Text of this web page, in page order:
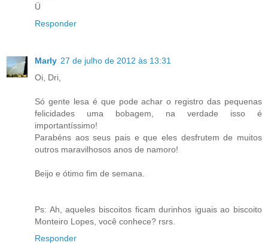
Ü
Responder
Marly 27 de julho de 2012 às 13:31
Oi, Dri,
Só gente lesa é que pode achar o registro das pequenas
felicidades uma bobagem, na verdade isso é
importantíssimo!
Parabéns aos seus pais e que eles desfrutem de muitos
outros maravilhosos anos de namoro!
Beijo e ótimo fim de semana.
Ps: Ah, aqueles biscoitos ficam durinhos iguais ao biscoito
Monteiro Lopes, você conhece? rsrs.
Responder